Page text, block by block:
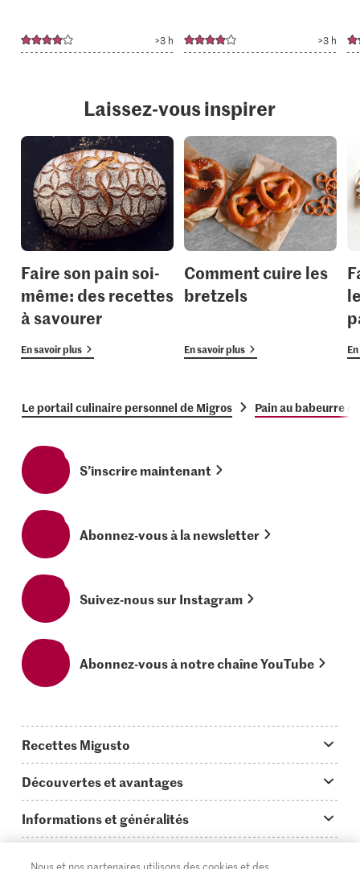
>3 h >3 h
Laissez-vous inspirer
Faire son pain soi-
même: des recettes
à savourer
En savoir plus
Comment cuire les
bretzels
En savoir plus
Le portail culinaire personnel de Migros Pain au babeurre
S’inscrire maintenant
Abonnez-vous à la newsletter
Suivez-nous sur Instagram
Abonnez-vous à notre chaîne YouTube
Recettes Migusto
Idées de menus
Plats principaux
Découvertes et avantages
On en parle...
Informations et généralités
Questions concernant Migusto